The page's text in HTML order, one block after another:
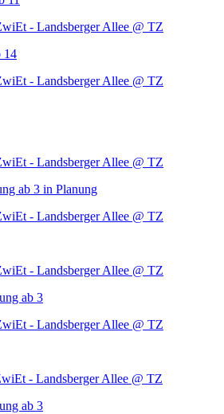
- Landsberger Allee @ TZ
14
- Landsberger Allee @ TZ
- Landsberger Allee @ TZ
ab 3 in Planung
- Landsberger Allee @ TZ
- Landsberger Allee @ TZ
ab 3
- Landsberger Allee @ TZ
- Landsberger Allee @ TZ
ab 3